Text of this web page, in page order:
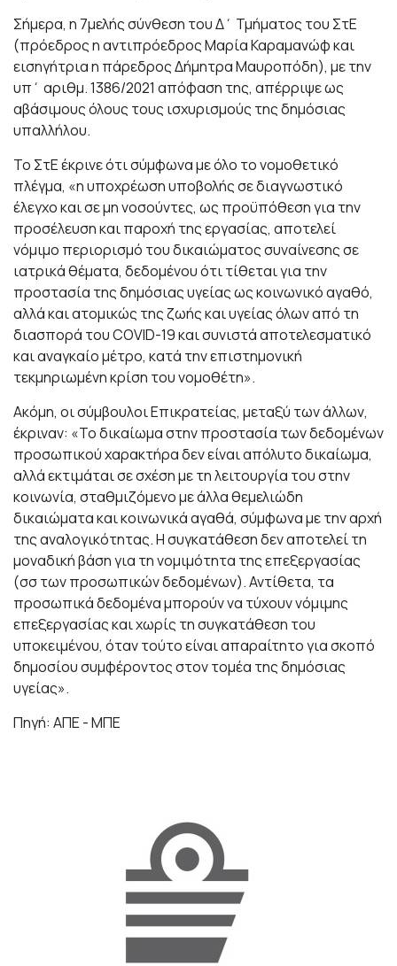
Σήμερα, η 7μελής σύνθεση του Δ΄ Τμήματος του ΣτΕ
(πρόεδρος η αντιπρόεδρος Μαρία Καραμανώφ και
εισηγήτρια η πάρεδρος Δήμητρα Μαυροπόδη), με την
υπ΄ αριθμ. 1386/2021 απόφαση της, απέρριψε ως
αβάσιμους όλους τους ισχυρισμούς της δημόσιας
υπαλλήλου.
Το ΣτΕ έκρινε ότι σύμφωνα με όλο το νομοθετικό
πλέγμα, «η υποχρέωση υποβολής σε διαγνωστικό
έλεγχο και σε μη νοσούντες, ως προϋπόθεση για την
προσέλευση και παροχή της εργασίας, αποτελεί
νόμιμο περιορισμό του δικαιώματος συναίνεσης σε
ιατρικά θέματα, δεδομένου ότι τίθεται για την
προστασία της δημόσιας υγείας ως κοινωνικό αγαθό,
αλλά και ατομικώς της ζωής και υγείας όλων από τη
διασπορά του COVID-19 και συνιστά αποτελεσματικό
και αναγκαίο μέτρο, κατά την επιστημονική
τεκμηριωμένη κρίση του νομοθέτη».
Ακόμη, οι σύμβουλοι Επικρατείας, μεταξύ των άλλων,
έκριναν: «Το δικαίωμα στην προστασία των δεδομένων
προσωπικού χαρακτήρα δεν είναι απόλυτο δικαίωμα,
αλλά εκτιμάται σε σχέση με τη λειτουργία του στην
κοινωνία, σταθμιζόμενο με άλλα θεμελιώδη
δικαιώματα και κοινωνικά αγαθά, σύμφωνα με την αρχή
της αναλογικότητας. Η συγκατάθεση δεν αποτελεί τη
μοναδική βάση για τη νομιμότητα της επεξεργασίας
(σσ των προσωπικών δεδομένων). Αντίθετα, τα
προσωπικά δεδομένα μπορούν να τύχουν νόμιμης
επεξεργασίας και χωρίς τη συγκατάθεση του
υποκειμένου, όταν τούτο είναι απαραίτητο για σκοπό
δημοσίου συμφέροντος στον τομέα της δημόσιας
υγείας».
Πηγή: ΑΠΕ - ΜΠΕ